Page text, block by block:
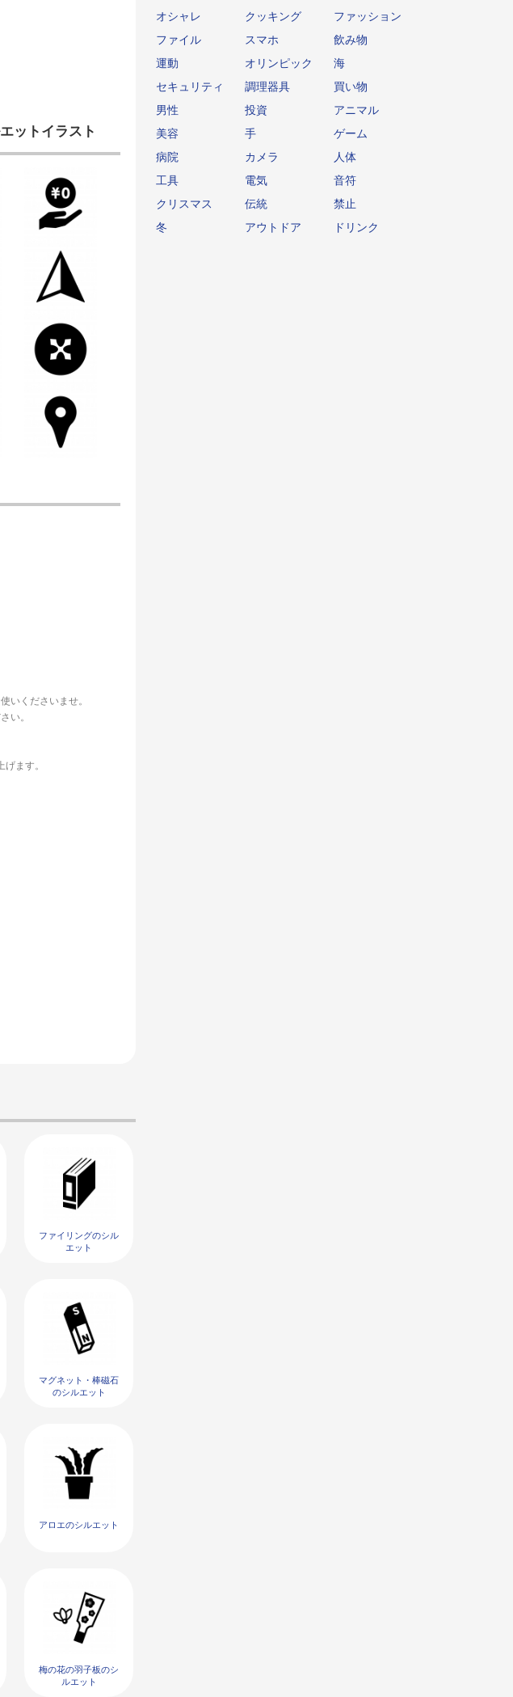
ットイラスト
いくださいませ。
い。
ます。
ファイリングのシル
エット
マグネット・棒磁石
のシルエット
アロエのシルエット
梅の花の羽子板のシ
ルエット
オシャレ
クッキング
ファッション
ファイル
スマホ
飲み物
運動
オリンピック
海
セキュリティ
調理器具
買い物
男性
投資
アニマル
美容
手
ゲーム
病院
カメラ
人体
工具
電気
音符
クリスマス
伝統
禁止
冬
アウトドア ドリンク